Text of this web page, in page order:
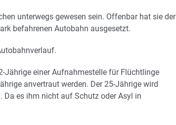
unterwegs gewesen sein. Offenbar hat sie der
befahrenen Autobahn ausgesetzt.
Jährige einer Aufnahmestelle für Flüchtlinge
anvertraut werden. Der 25-Jährige wird
es ihm nicht auf Schutz oder Asyl in